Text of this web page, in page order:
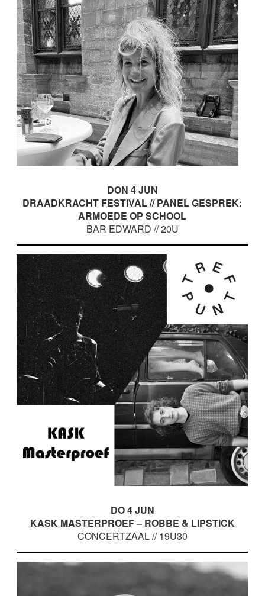
DON 4 JUN
DRAADKRACHT FESTIVAL // PANEL GESPREK:
ARMOEDE OP SCHOOL
BAR EDWARD // 20U
DO 4 JUN
KASK MASTERPROEF – ROBBE & LIPSTICK
CONCERTZAAL // 19U30